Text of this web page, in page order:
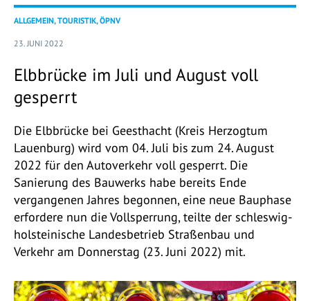
ALLGEMEIN, TOURISTIK, ÖPNV
23. JUNI 2022
Elbbrücke im Juli und August voll
gesperrt
Die Elbbrücke bei Geesthacht (Kreis Herzogtum
Lauenburg) wird vom 04. Juli bis zum 24. August
2022 für den Autoverkehr voll gesperrt. Die
Sanierung des Bauwerks habe bereits Ende
vergangenen Jahres begonnen, eine neue Bauphase
erfordere nun die Vollsperrung, teilte der schleswig-
holsteinische Landesbetrieb Straßenbau und
Verkehr am Donnerstag (23. Juni 2022) mit.